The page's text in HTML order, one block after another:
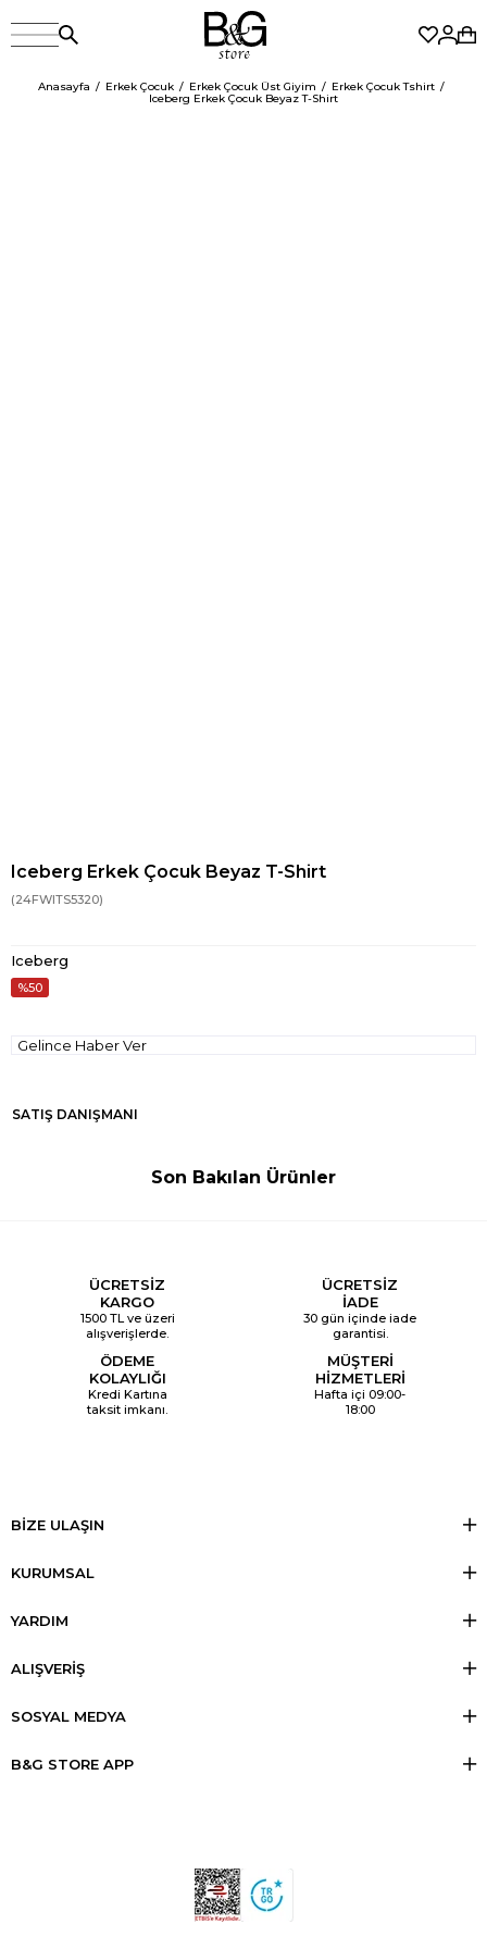
Anasayfa Erkek Çocuk Erkek Çocuk Üst Giyim
Erkek Çocuk Tshirt
Iceberg Erkek Çocuk Beyaz T-Shirt
Iceberg Erkek Çocuk Beyaz T-Shirt
(24FWITS5320)
Iceberg
50
Gelince Haber Ver
SATIŞ DANIŞMANI
Son Bakılan Ürünler
ÜCRETSİZ
KARGO
1500 TL ve üzeri
alışverişlerde.
ÜCRETSİZ
İADE
30 gün içinde iade
garantisi.
ÖDEME
KOLAYLIĞI
Kredi Kartına
taksit imkanı.
MÜŞTERİ
HİZMETLERİ
Hafta içi 09:00-
18:00
BİZE ULAŞIN
KURUMSAL
YARDIM
ALIŞVERİŞ
SOSYAL MEDYA
B&G STORE APP